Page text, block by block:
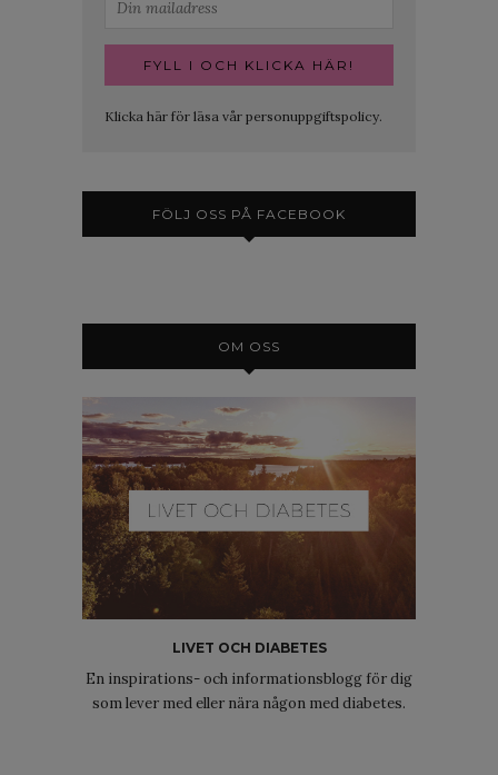
Klicka här för läsa vår personuppgiftspolicy.
FÖLJ OSS PÅ FACEBOOK
OM OSS
LIVET OCH DIABETES
En inspirations- och informationsblogg för dig
som lever med eller nära någon med diabetes.